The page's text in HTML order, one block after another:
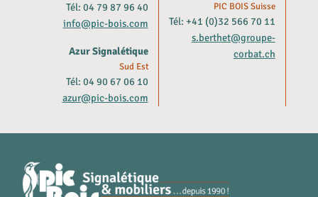
Tél: 04 79 87 96 40
info@pic-bois.com
Azur Signalétique
Sud Est
Tél: 04 90 67 06 10
azur@pic-bois.com
PIC BOIS Suisse
Tél: +41 (0)32 566 70 11
s.berthet@groupe-
corbat.ch